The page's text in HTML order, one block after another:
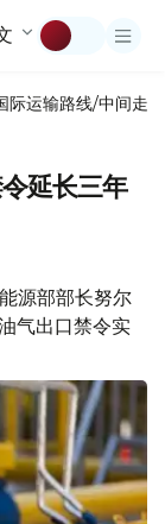
际运输路线/中间走廊
延长三年
源部部长努尔
气出口禁令实